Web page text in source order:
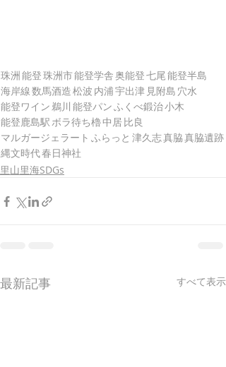
珠洲能登珠洲市能登学舎奥能登七尾能登半島
海岸線数馬酒造松波 内浦宇出津 見附島 穴水
能登ワイン鵜川 能登パンふくべ鍛治小木
能登鹿島駅ボラ待ち櫓中居比良
マルガージェラート ふらっと 津久志真脇真脇遺跡
縄文時代春日神社
里山里海SDGs
最新記事 すべて表示